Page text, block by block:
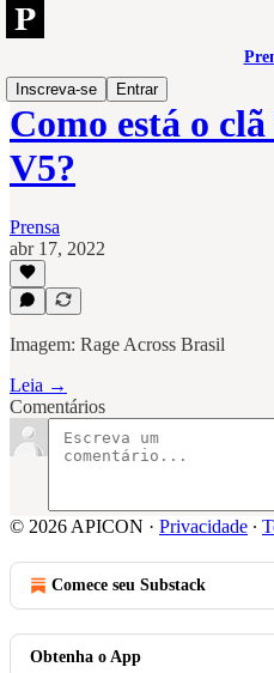
Inscreva-se
Entrar
Como está o
V5?
Prensa
abr 17, 2022
Imagem: Rage Across Brasil
Leia →
Comentários
© 2026 APICON · Privacidade ∙
Comece seu Substack
Obtenha o App